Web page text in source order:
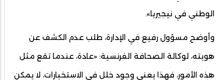
الوطني في نيجيريا».
وأوضح مسؤول رفيع في الإدارة، طلب عدم الكشف عن
هويته، لوكالة الصحافة الفرنسية: «عادة، عندما تقع مثل
هذه الأمور، فهذا يعني وجود خلل في الاستخبارات، لا يمكن